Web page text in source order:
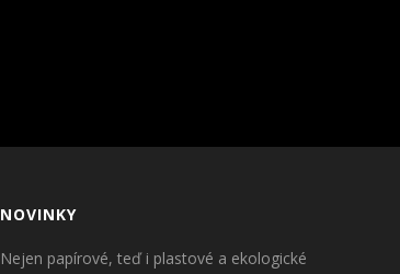
NOVINKY
Nejen papírové, teď i plastové a ekologické